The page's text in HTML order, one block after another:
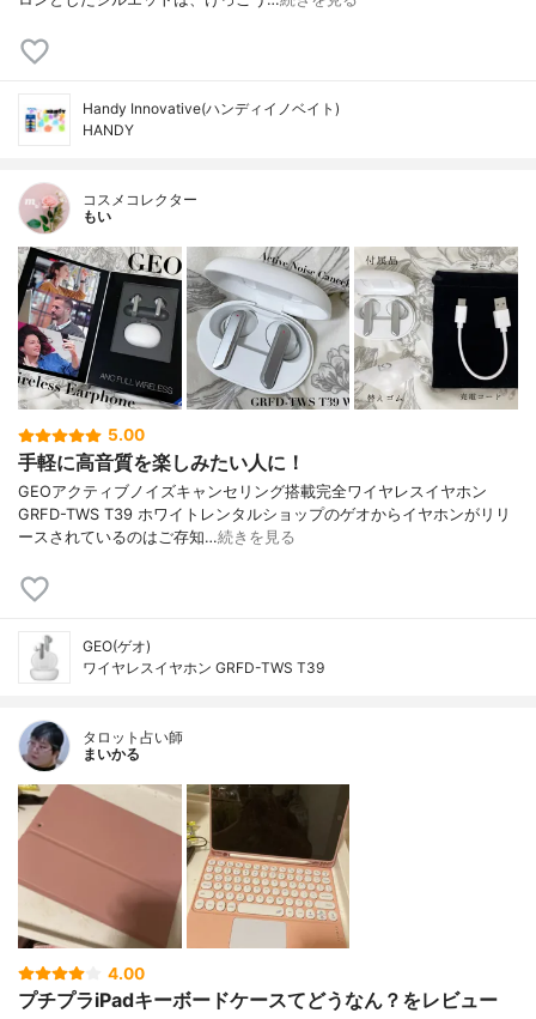
Handy Innovative(ハンディイノベイト)
HANDY
コスメコレクター
もい
5.00
手軽に高音質を楽しみたい人に！
GEOアクティブノイズキャンセリング搭載完全ワイヤレスイヤホン
GRFD-TWS T39 ホワイトレンタルショップのゲオからイヤホンがリリ
ースされているのはご存知…続きを見る
GEO(ゲオ)
ワイヤレスイヤホン GRFD-TWS T39
タロット占い師
まいかる
4.00
プチプラiPadキーボードケースてどうなん？をレビュー